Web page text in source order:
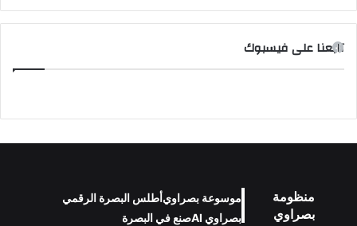
تابعنا على فيسبوك
منظومة
بصراوي
موسوعة بصراويأطلس البصرة الرقمي
بصراوي AI
صنع في البصرة